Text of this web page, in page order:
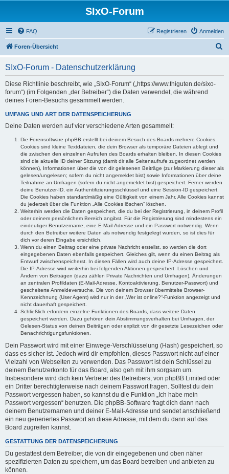
SIxO-Forum
FAQ Anmelden
Registrieren
Foren-Übersicht
SIxO-Forum - Datenschutzerklärung
Diese Richtlinie beschreibt, wie „SIxO-Forum“ („https://www.thiguten.de/sixo-
forum“) (im Folgenden „der Betreiber“) die Daten verwendet, die während
deines Foren-Besuchs gesammelt werden.
UMFANG UND ART DER DATENSPEICHERUNG
Deine Daten werden auf vier verschiedene Arten gesammelt:
Die Forensoftware phpBB erstellt bei deinem Besuch des Boards mehrere Cookies.
Cookies sind kleine Textdateien, die dein Browser als temporäre Dateien ablegt und
die zwischen den einzelnen Aufrufen des Boards erhalten bleiben. In diesen Cookies
sind die aktuelle ID deiner Sitzung (damit dir alle Seitenaufrufe zugeordnet werden
können), Informationen über die von dir gelesenen Beiträge (zur Markierung dieser als
gelesen/ungelesen; sofern du nicht angemeldet bist) sowie Informationen über deine
Teilnahme an Umfragen (sofern du nicht angemeldet bist) gespeichert. Ferner werden
deine Benutzer-ID, ein Authentifizierungsschlüssel und eine Session-ID gespeichert.
Die Cookies haben standardmäßig eine Gültigkeit von einem Jahr. Alle Cookies kannst
du jederzeit über die Funktion „Alle Cookies löschen“ löschen.
Weiterhin werden die Daten gespeichert, die du bei der Registrierung, in deinem Profil
oder deinem persönlichem Bereich angibst. Für die Registrierung sind mindestens ein
eindeutiger Benutzername, eine E-Mail-Adresse und ein Passwort notwendig. Wenn
durch den Betreiber weitere Daten als notwendig festgelegt wurden, so ist dies für
dich vor deren Eingabe ersichtlich.
Wenn du einen Beitrag oder eine private Nachricht erstellst, so werden die dort
eingegebenen Daten ebenfalls gespeichert. Gleiches gilt, wenn du einen Beitrag als
Entwurf zwischenspeicherst. In diesen Fällen wird auch deine IP-Adresse gespeichert.
Die IP-Adresse wird weiterhin bei folgenden Aktionen gespeichert: Löschen und
Ändern von Beiträgen (dazu zählen Private Nachrichten und Umfragen), Änderungen
an zentralen Profildaten (E-Mail-Adresse, Kontoaktivierung, Benutzer-Passwort) und
gescheiterte Anmeldeversuche. Die von deinem Browser übermittelte Browser-
Kennzeichnung (User Agent) wird nur in der „Wer ist online?“-Funktion angezeigt und
nicht dauerhaft gespeichert.
Schließlich erfordern einzelne Funktionen des Boards, dass weitere Daten
gespeichert werden. Dazu gehören dein Abstimmungsverhalten bei Umfragen, der
Gelesen-Status von deinen Beiträgen oder explizit von dir gesetzte Lesezeichen oder
Benachrichtigungsfunktionen.
Dein Passwort wird mit einer Einwege-Verschlüsselung (Hash) gespeichert, so
dass es sicher ist. Jedoch wird dir empfohlen, dieses Passwort nicht auf einer
Vielzahl von Webseiten zu verwenden. Das Passwort ist dein Schlüssel zu
deinem Benutzerkonto für das Board, also geh mit ihm sorgsam um.
Insbesondere wird dich kein Vertreter des Betreibers, von phpBB Limited oder
ein Dritter berechtigterweise nach deinem Passwort fragen. Solltest du dein
Passwort vergessen haben, so kannst du die Funktion „Ich habe mein
Passwort vergessen“ benutzen. Die phpBB-Software fragt dich dann nach
deinem Benutzernamen und deiner E-Mail-Adresse und sendet anschließend
ein neu generiertes Passwort an diese Adresse, mit dem du dann auf das
Board zugreifen kannst.
GESTATTUNG DER DATENSPEICHERUNG
Du gestattest dem Betreiber, die von dir eingegebenen und oben näher
spezifizierten Daten zu speichern, um das Board betreiben und anbieten zu
können.